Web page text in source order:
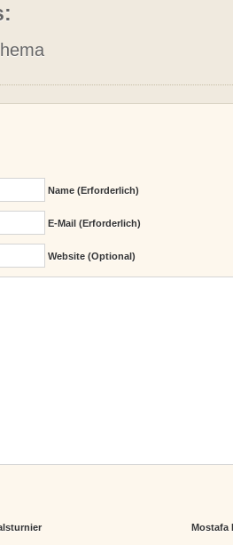
Name (erforderlich)
E-Mail (erforderlich)
Website (Optional)
Mostafa